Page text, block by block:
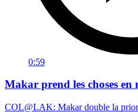
0:59
Makar prend les choses en
COL@LAK: Makar double la